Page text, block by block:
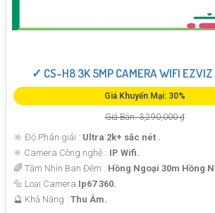
✓ CS-H8 3K 5MP CAMERA WIFI EZVIZ
Giá Khuyến Mại: 30%
Giá Bán: 3,290,000 ₫
🔆 Độ Phân giải : Ultra 2k+ sắc nét .
⚛️ Camera Công nghệ : IP Wifi.
🌈 Tầm Nhìn Ban Đêm : Hồng Ngoại 30m Hồng
🔩 Loại Camera Ip67 360.
️🔮 Khả Năng : Thu Âm.